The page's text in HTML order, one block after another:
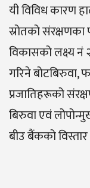
यी विविध कारण
स्रोतको
विकासको लक्ष्य नं
गरिने बोटबिरुवा,
प्रजातिहरूको
बिरुवा एवं
बीउ बैंकको विस्तार